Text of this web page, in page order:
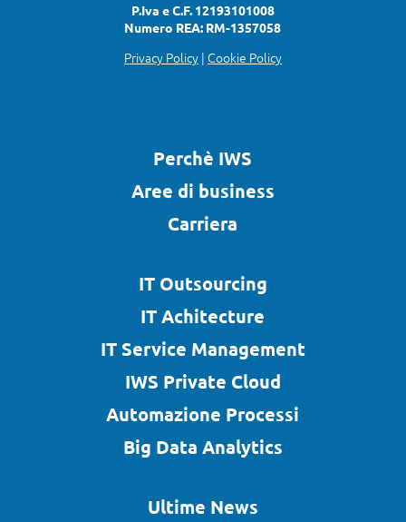
P.Iva e C.F. 12193101008
Numero REA: RM-1357058
Privacy Policy| Cookie Policy
Perchè IWS
Aree di business
Carriera
IT Outsourcing
IT Achitecture
IT Service Management
IWS Private Cloud
Automazione Processi
Big Data Analytics
Ultime News